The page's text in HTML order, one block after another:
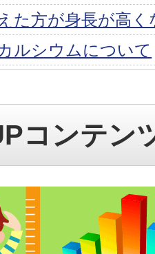
た方が身長が高
ルシウムについて
コンテン